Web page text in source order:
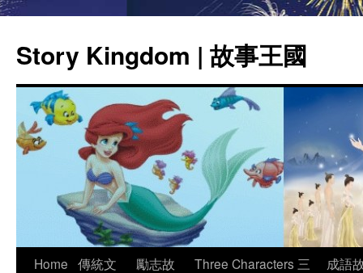
Story Kingdom | 故事王國
Skip
Home 傳統文
勵志故
Three Characters 三
成語